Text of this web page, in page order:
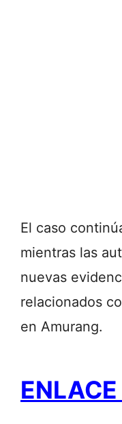
El caso
mientras las
nuevas
relacionados
en Amurang.